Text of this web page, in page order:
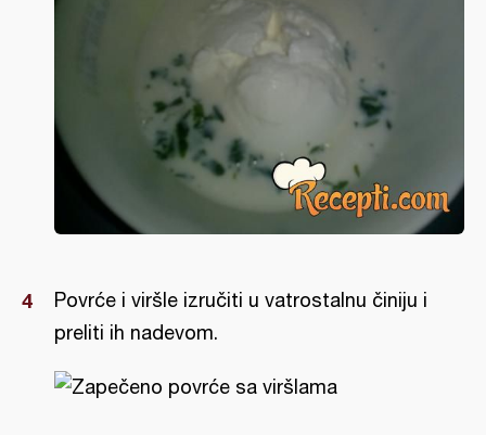
Povrće i viršle izručiti u vatrostalnu činiju i
preliti ih nadevom.